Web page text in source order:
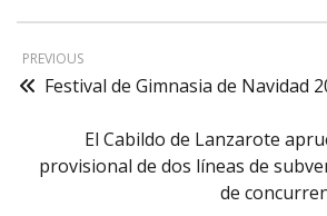
PREVIOUS
Festival de Gimnasia de Navidad
El Cabildo de Lanzarote
provisional de dos líneas de
de